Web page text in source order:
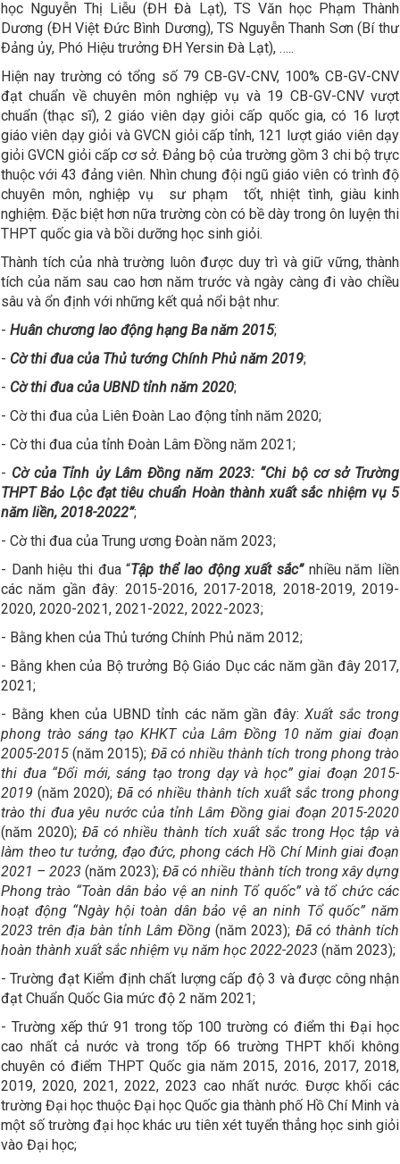
học Nguyễn Thị Liễu (ĐH Đà Lạt), TS Văn học Phạm Thành
Dương (ĐH Việt Đức Bình Dương), TS Nguyễn Thanh Sơn (Bí thư
Đảng ủy, Phó Hiệu trưởng ĐH Yersin Đà Lạt), …..
Hiện nay trường có tổng số 79 CB-GV-CNV, 100% CB-GV-CNV
đạt chuẩn về chuyên môn nghiệp vụ và 19 CB-GV-CNV vượt
chuẩn (thạc sĩ), 2 giáo viên dạy giỏi cấp quốc gia, có 16 lượt
giáo viên dạy giỏi và GVCN giỏi cấp tỉnh, 121 lượt giáo viên dạy
giỏi GVCN giỏi cấp cơ sở. Đảng bộ của trường gồm 3 chi bộ trực
thuộc với 43 đảng viên. Nhìn chung đội ngũ giáo viên có trình độ
chuyên môn, nghiệp vụ sư phạm tốt, nhiệt tình, giàu kinh
nghiệm. Đặc biệt hơn nữa trường còn có bề dày trong ôn luyện thi
THPT quốc gia và bồi dưỡng học sinh giỏi.
Thành tích của nhà trường luôn được duy trì và giữ vững, thành
tích của năm sau cao hơn năm trước và ngày càng đi vào chiều
sâu và ổn định với những kết quả nổi bật như:
- Huân chương lao động hạng Ba năm 2015;
- Cờ thi đua của Thủ tướng Chính Phủ năm 2019;
- Cờ thi đua của UBND tỉnh năm 2020;
- Cờ thi đua của Liên Đoàn Lao động tỉnh năm 2020;
- Cờ thi đua của tỉnh Đoàn Lâm Đồng năm 2021;
- Cờ của Tỉnh ủy Lâm Đồngnăm 2023: “Chi bộ cơ sở Trường
THPT Bảo Lộc đạt tiêu chuẩn Hoàn thành xuất sắc nhiệm vụ 5
năm liền, 2018-2022”;
- Cờ thi đua của Trung ương Đoàn năm 2023;
- Danh hiệu thi đua “Tập thể lao động xuất sắc”nhiều năm liền
các năm gần đây: 2015-2016, 2017-2018, 2018-2019, 2019-
2020, 2020-2021, 2021-2022, 2022-2023;
- Bằng khen của Thủ tướng Chính Phủ năm 2012;
- Bằng khen của Bộ trưởng Bộ Giáo Dục các năm gần đây 2017,
2021;
- Bằng khen của UBND tỉnh các năm gần đây:Xuất sắc trong
phong trào sáng tạo KHKT của Lâm Đồng 10 năm giai đoạn
2005-2015 (năm 2015); Đã có nhiều thành tích trong phong trào
thi đua “Đổi mới, sáng tạo trong dạy và học” giai đoạn 2015-
2019 (năm 2020); Đã có nhiều thành tích xuất sắc trong phong
trào thi đua yêu nước của tỉnh Lâm Đồng giai đoạn 2015-2020
(năm 2020); Đã có nhiều thành tích xuất sắc trong Học tập và
làm theo tư tưởng, đạo đức, phong cách Hồ Chí Minh giai đoạn
2021 – 2023 (năm 2023); Đã có nhiều thành tích trong xây dựng
Phong trào “Toàn dân bảo vệ an ninh Tổ quốc” và tổ chức các
hoạt động “Ngày hội toàn dân bảo vệ an ninh Tổ quốc” năm
2023 trên địa bàn tỉnh Lâm Đồng(năm 2023); Đã có thành tích
hoàn thành xuất sắc nhiệm vụ năm học 2022-2023 (năm 2023);
- Trường đạt Kiểm định chất lượng cấp độ 3 và được công nhận
đạt Chuẩn Quốc Gia mức độ 2 năm 2021;
- Trường xếp thứ 91 trong tốp 100 trường có điểm thi Đại học
cao nhất cả nước và trong tốp 66 trường THPT khối không
chuyên có điểm THPT Quốc gia năm 2015, 2016, 2017, 2018,
2019, 2020, 2021, 2022, 2023 cao nhất nước. Được khối các
trường Đại học thuộc Đại học Quốc gia thành phố Hồ Chí Minh và
một số trường đại học khác ưu tiên xét tuyển thẳng học sinh giỏi
vào Đại học;